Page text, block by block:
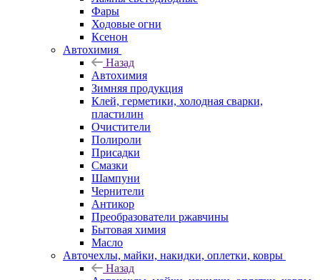
Фары
Ходовые огни
Ксенон
Автохимия
Назад
Автохимия
Зимняя продукция
Клей, герметики, холодная сварки,
пластилин
Очистители
Полироли
Присадки
Смазки
Шампуни
Чернители
Антикор
Преобразователи ржавчины
Бытовая химия
Масло
Авточехлы, майки, накидки, оплетки, ковры
Назад